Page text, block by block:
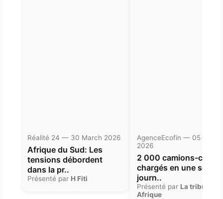
Réalité 24 — 30 March 2026
Afrique du Sud: Les
tensions débordent
dans la pr..
Présenté par H Fiti
AgenceEcofin — 05
2026
2 000 camions-
chargés en une seule
journ..
Présenté par La tribune
Afrique